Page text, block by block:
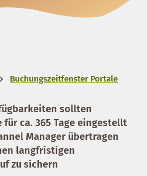
Buchungszeitfenster Portale
sollten
ca. 365 Tage eingestellt
Manager übertragen
langfristigen
zu sichern